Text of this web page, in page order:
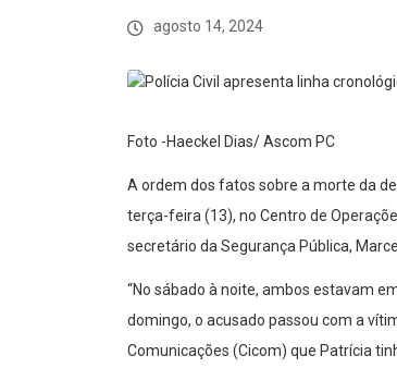
agosto 14, 2024
Foto -Haeckel Dias/ Ascom PC
A ordem dos fatos sobre a morte da
terça-feira (13), no Centro de
secretário da Segurança Pública,
“No sábado à noite, ambos estavam
domingo, o acusado passou com a
Comunicações (Cicom) que Patrícia